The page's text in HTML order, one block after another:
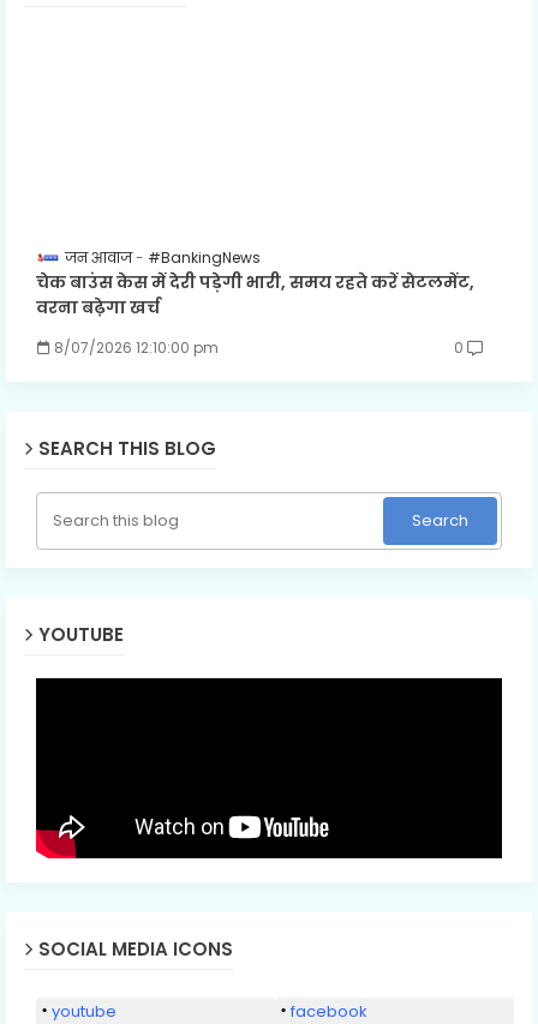
जन आवाज #BankingNews
चेक बाउंस केस में देरी पड़ेगी भारी, समय रहते करें सेटलमेंट,
वरना बढ़ेगा खर्च
8/07/2026 12:10:00 pm 0
SEARCH THIS BLOG
YOUTUBE
SOCIAL MEDIA ICONS
youtube facebook